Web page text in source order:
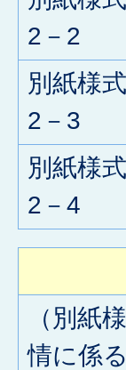
2－2
別紙様式
2－3
別紙様式
2－4
（別紙
情に係